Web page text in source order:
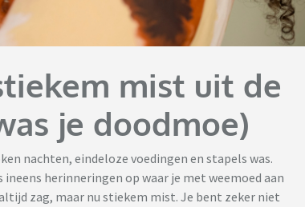
mist uit de
je doodmoe)
nachten, eindeloze voedingen en stapels was.
herinneringen op waar je met weemoed aan
zag, maar nu stiekem mist. Je bent zeker niet